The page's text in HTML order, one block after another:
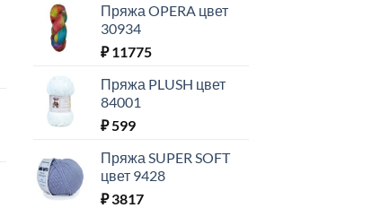
Пряжа OPERA цвет
30934
₽11775
Пряжа PLUSH цвет
84001
₽599
Пряжа SUPER SOFT
цвет 9428
₽3817